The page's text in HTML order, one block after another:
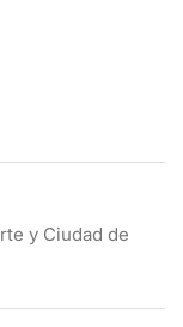
y Ciudad de